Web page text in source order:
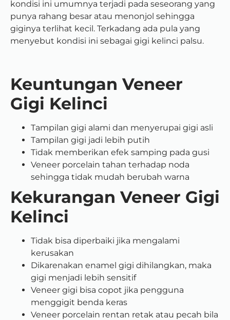
kondisi ini umumnya terjadi pada seseorang yang
punya rahang besar atau menonjol sehingga
giginya terlihat kecil. Terkadang ada pula yang
menyebut kondisi ini sebagai gigi kelinci palsu.
Keuntungan Veneer
Gigi Kelinci
Tampilan gigi alami dan menyerupai gigi asli
Tampilan gigi jadi lebih putih
Tidak memberikan efek samping pada gusi
Veneer porcelain tahan terhadap noda
sehingga tidak mudah berubah warna
Kekurangan Veneer Gigi
Kelinci
Tidak bisa diperbaiki jika mengalami
kerusakan
Dikarenakan enamel gigi dihilangkan, maka
gigi menjadi lebih sensitif
Veneer gigi bisa copot jika pengguna
menggigit benda keras
Veneer porcelain rentan retak atau pecah bila